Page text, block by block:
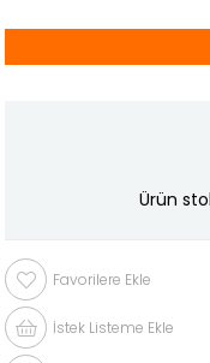
Ürün
Favorilere Ekle
İstek Listeme Ekle